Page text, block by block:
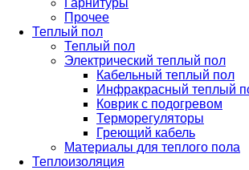
Гарнитуры
Прочее
Теплый пол
Теплый пол
Электрический теплый пол
Кабельный теплый пол
Инфракрасный теплый
Коврик с подогревом
Терморегуляторы
Греющий кабель
Материалы для теплого пола
Теплоизоляция